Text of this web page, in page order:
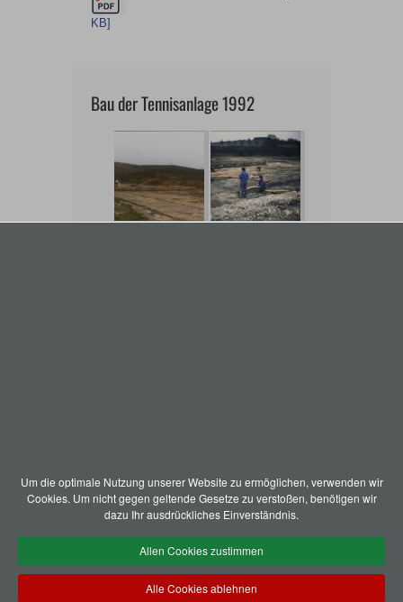
KB]
Bau der Tennisanlage 1992
Um die optimale Nutzung unserer Website zu ermöglichen, verwenden wir
Cookies. Um nicht gegen geltende Gesetze zu verstoßen, benötigen wir
dazu Ihr ausdrückliches Einverständnis.
Allen Cookies zustimmen
Alle Cookies ablehnen